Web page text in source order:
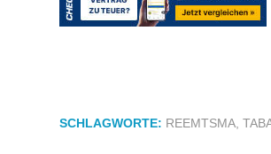
SCHLAGWORTE: REEMTSMA,